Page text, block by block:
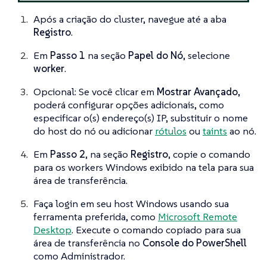
Após a criação do cluster, navegue até a aba
Registro.
Em Passo 1 na seção Papel do Nó, selecione
worker.
Opcional: Se você clicar em Mostrar Avançado,
poderá configurar opções adicionais, como
especificar o(s) endereço(s) IP, substituir o nome
do host do nó ou adicionar rótulos ou taints ao nó.
Em Passo 2, na seção Registro, copie o comando
para os workers Windows exibido na tela para sua
área de transferência.
Faça login em seu host Windows usando sua
ferramenta preferida, como Microsoft Remote
Desktop. Execute o comando copiado para sua
área de transferência no Console do PowerShell
como Administrador.